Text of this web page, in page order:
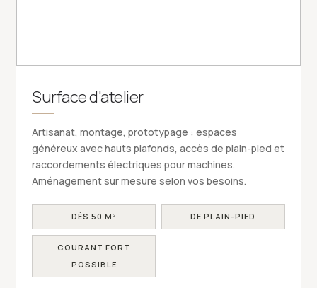
Surface d'atelier
Artisanat, montage, prototypage : espaces
généreux avec hauts plafonds, accès de plain-pied et
raccordements électriques pour machines.
Aménagement sur mesure selon vos besoins.
DÈS 50 M² DE PLAIN-PIED
COURANT FORT
POSSIBLE